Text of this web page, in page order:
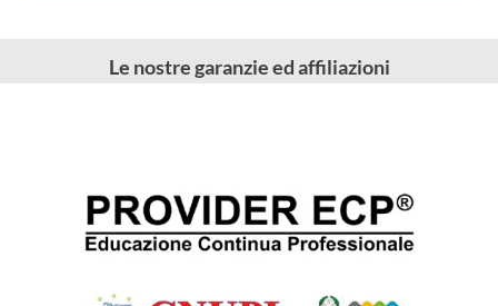
Le nostre garanzie ed affiliazioni